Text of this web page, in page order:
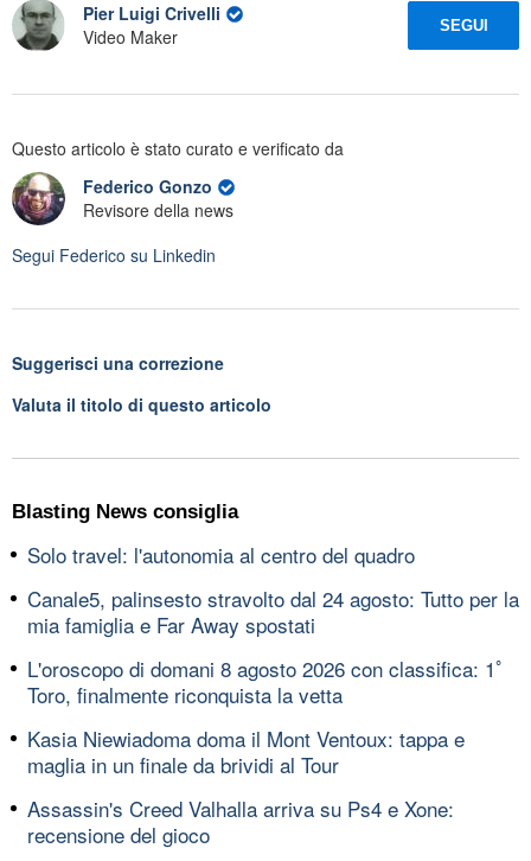
Pier Luigi Crivelli
Video Maker
SEGUI
Questo articolo è stato curato e verificato da
Federico Gonzo
Revisore della news
Segui Federico su Linkedin
Suggerisci una correzione
Valuta il titolo di questo articolo
Blasting News consiglia
Solo travel: l'autonomia al centro del quadro
Canale5, palinsesto stravolto dal 24 agosto: Tutto per la
mia famiglia e Far Away spostati
L'oroscopo di domani 8 agosto 2026 con classifica: 1ﾟ
Toro, finalmente riconquista la vetta
Kasia Niewiadoma doma il Mont Ventoux: tappa e
maglia in un finale da brividi al Tour
Assassin's Creed Valhalla arriva su Ps4 e Xone:
recensione del gioco